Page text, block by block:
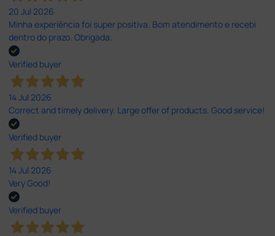
20 Jul 2026
Minha experiência foi super positiva. Bom atendimento e recebi
dentro do prazo. Obrigada.
Verified buyer
14 Jul 2026
Correct and timely delivery. Large offer of products. Good service!
Verified buyer
14 Jul 2026
Very Good!
Verified buyer